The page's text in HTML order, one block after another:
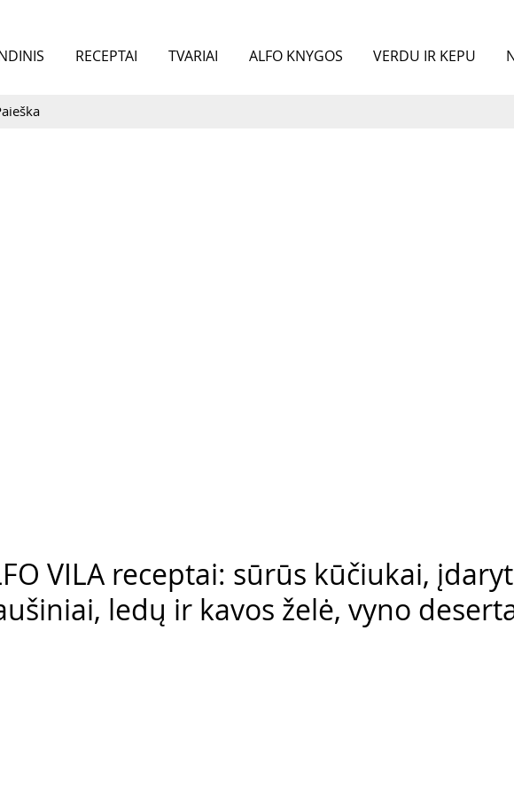
RECEPTAI TVARIAI ALFO KNYGOS VERDU IR KEPU
VILA receptai: sūrūs kūčiukai,
ledų ir kavos želė, vyno